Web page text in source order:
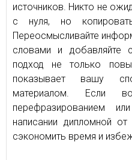
источников. Никто не
с нуля, но
Переосмысливайте
словами и добавляйте
подход не только
показывает вашу
материалом. Если
перефразированием
написании дипломной
сэкономить время и